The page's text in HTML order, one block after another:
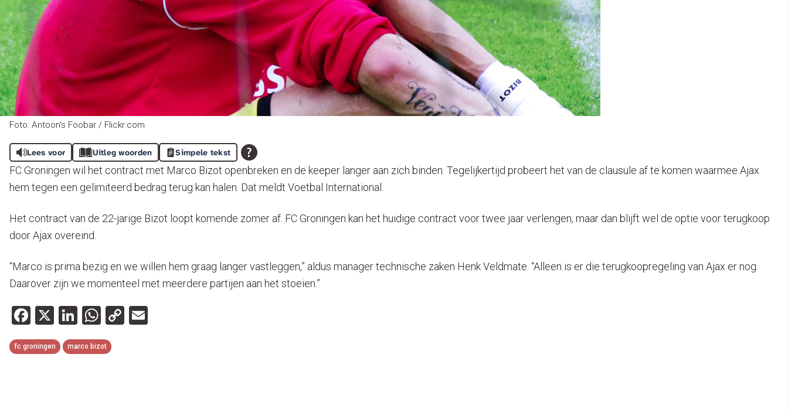
Foto: Antoon's Foobar / Flickr.com
Lees voor Uitleg woorden Simpele tekst
FC Groningen wil het contract met Marco Bizot openbreken en de keeper langer aan zich binden. Tegelijkertijd probeert het van de clausule af te komen waarmee Ajax
hem tegen een gelimiteerd bedrag terug kan halen. Dat meldt Voetbal International.
Het contract van de 22-jarige Bizot loopt komende zomer af. FC Groningen kan het huidige contract voor twee jaar verlengen, maar dan blijft wel de optie voor terugkoop
door Ajax overeind.
“Marco is prima bezig en we willen hem graag langer vastleggen,” aldus manager technische zaken Henk Veldmate. “Alleen is er die terugkoopregeling van Ajax er nog.
Daarover zijn we momenteel met meerdere partijen aan het stoeien.”
Facebook
X LinkedIn
WhatsApp
Copy
fc groningen marco bizot